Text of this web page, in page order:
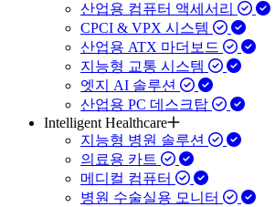
산업용 컴퓨터 액세서리
CPCI & VPX 시스템
산업용 ATX 마더보드
지능형 교통 시스템
엣지 AI 솔루션
산업용 PC 데스크탑
Intelligent Healthcare
지능형 병원 솔루션
의료용 카트
메디컬 컴퓨터
병원 수술실용 모니터